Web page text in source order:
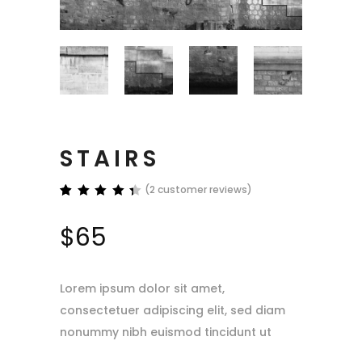
STAIRS
out of
5
ratings
(2 customer reviews)
$65
Lorem ipsum dolor sit amet,
consectetuer adipiscing elit, sed diam
nonummy nibh euismod tincidunt ut